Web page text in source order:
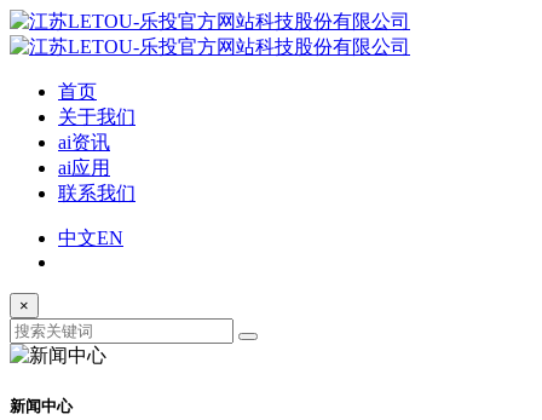
首页
关于我们
ai资讯
ai应用
联系我们
中文EN
×
新闻中心